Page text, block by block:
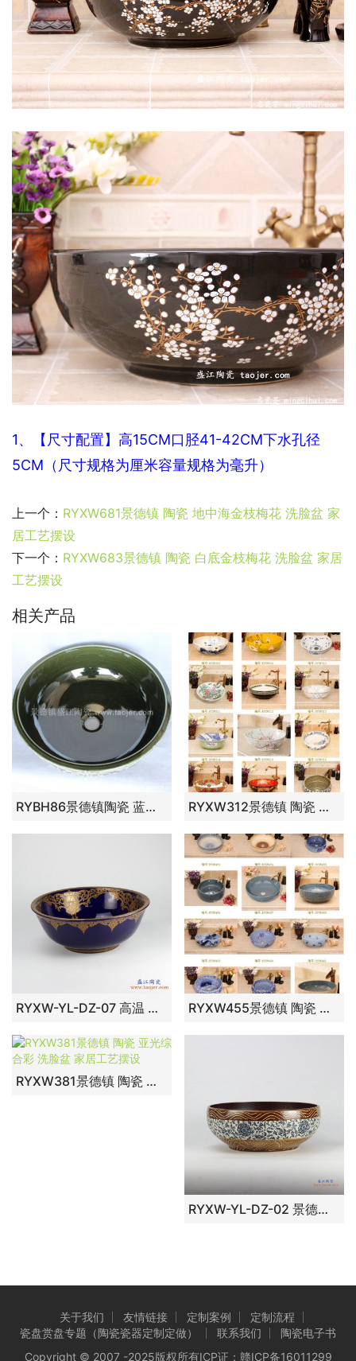
1、【尺寸配置】高15CM口胫41-42CM下水孔径
5CM（尺寸规格为厘米容量规格为毫升）
上一个： RYXW681景德镇 陶瓷 地中海金枝梅花 洗脸盆 家
居工艺摆设
下一个： RYXW683景德镇 陶瓷 白底金枝梅花 洗脸盆 家居
工艺摆设
相关产品
RYBH86景德镇陶瓷 蓝底 欧式荷花荷叶 洗脸盆 家居工艺摆设 RYXW312景德镇 陶瓷 拉丁 洗脸盆 家居工艺摆设
RYXW-YL-DZ-07 高温 颜色釉 祭蓝金花卉 手工艺术卫浴浴室台盆洗手盆洗脸盆台上盆 RYXW455景德镇 陶瓷 腰鼓蓝雪釉布艺蝴蝶 洗脸盆 家居工艺摆设
RYXW381景德镇 陶瓷 亚光综合彩 洗脸盆 家居工艺摆设
RYXW-YL-DZ-02 景德镇 颜色釉 缠枝莲 高温 手工艺术卫浴浴室台盆洗手盆洗脸盆台上盆
关于我们 友情链接 定制案例
定制流程
瓷盘赏盘专题（陶瓷瓷器定制定做）
联系我们
陶瓷电子书
Copyright © 2007 -2025版权所有ICP证： 赣ICP备16011299